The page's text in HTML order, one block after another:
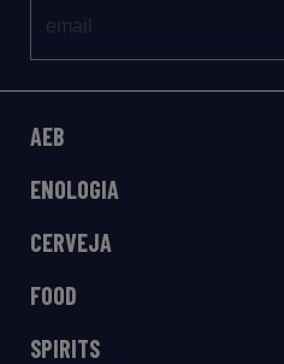
AEB
ENOLOGIA
CERVEJA
FOOD
SPIRITS